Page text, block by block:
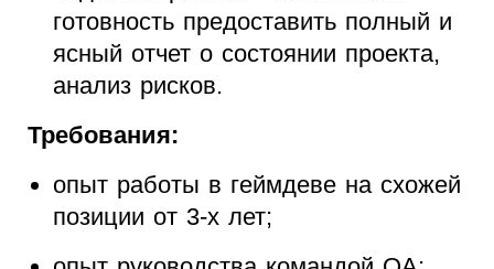
готовность предоставить полный и
ясный отчет о состоянии проекта,
анализ рисков.
Требования:
опыт работы в геймдеве на схожей
позиции от 3-х лет;